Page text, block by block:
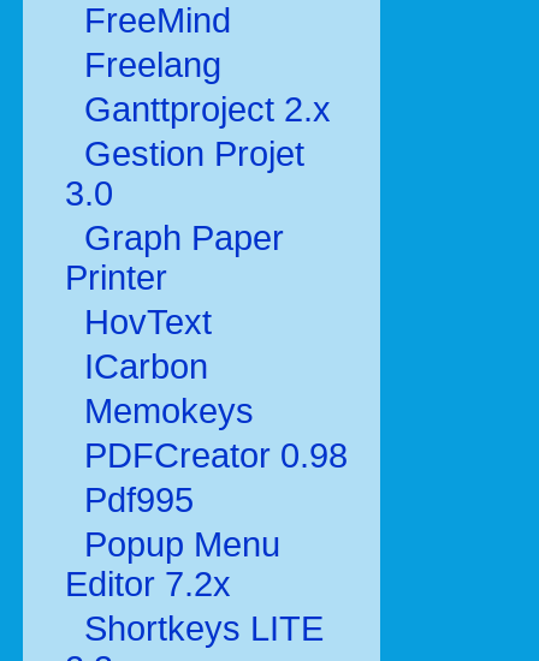
FreeMind
Freelang
Ganttproject 2.x
Gestion Projet
3.0
Graph Paper
Printer
HovText
ICarbon
Memokeys
PDFCreator 0.98
Pdf995
Popup Menu
Editor 7.2x
Shortkeys LITE